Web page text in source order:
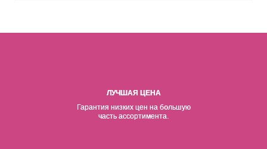
ЛУЧШАЯ ЦЕНА
Гарантия низких цен на большую
часть ассортимента.